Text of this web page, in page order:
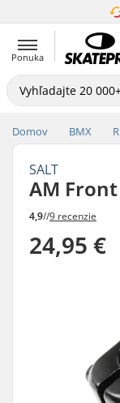
Ponuka
Domov BMX
SALT
AM
4,9//9 recenzie
24,95 €